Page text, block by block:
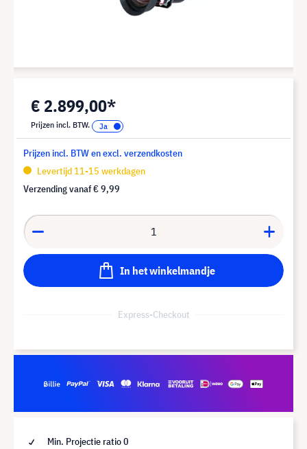
€ 2.899,00*
Prijzen incl. BTW.
Prijzen incl. BTW en excl. verzendkosten
Levertijd 11-15 werkdagen
Verzending vanaf€ 9,99
In het winkelmandje
Express-Checkout
Min. Projectie ratio 0